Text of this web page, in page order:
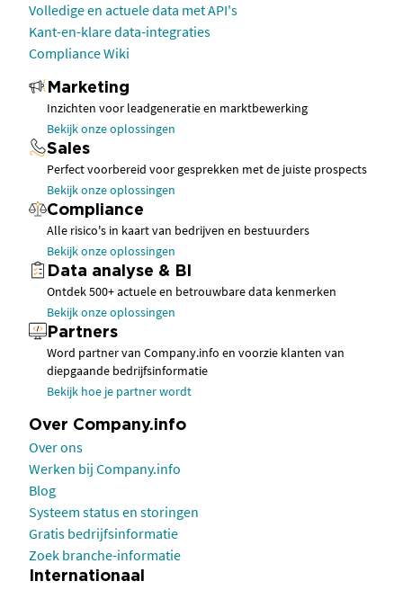
Volledige en actuele data met API's
Kant-en-klare data-integraties
Compliance Wiki
Marketing
Inzichten voor leadgeneratie en marktbewerking
Bekijk onze oplossingen
Sales
Perfect voorbereid voor gesprekken met de juiste prospects
Bekijk onze oplossingen
Compliance
Alle risico's in kaart van bedrijven en bestuurders
Bekijk onze oplossingen
Data analyse & BI
Ontdek 500+ actuele en betrouwbare data kenmerken
Bekijk onze oplossingen
Partners
Word partner van Company.info en voorzie klanten van
diepgaande bedrijfsinformatie
Bekijk hoe je partner wordt
Over Company.info
Over ons
Werken bij Company.info
Blog
Systeem status en storingen
Gratis bedrijfsinformatie
Zoek branche-informatie
Internationaal